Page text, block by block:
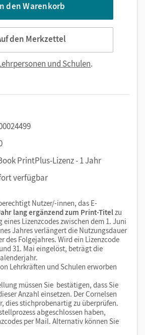
den Warenkorb
den Merkzettel
und Schulen.
PrintPlus-Lizenz - 1 Jahr
verfügbar
Nutzer/-innen, das E-
lang ergänzend zum Print-Titelzu
eines Lizenzcodes zwischen dem 1. Juni
Jahres verlängert die Nutzungsdauer
des Folgejahres. Wird ein Lizenzcode
31. Mai eingelöst, beträgt die
Lehrkräften und Schulen erworben
müssen Sie bestätigen, dass Sie
Anzahl einsetzen. Der Cornelsen
dies stichprobenartig zu überprüfen.
abgeschlossen haben,
per Mail. Alternativ können Sie